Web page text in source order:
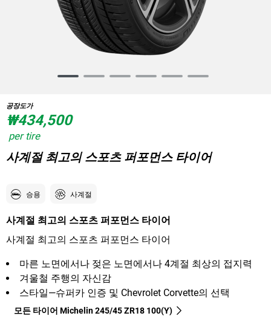
6
공장도가
₩434,500
per tire
사계절 최고의 스포츠 퍼포먼스 타이어
승용 사계절
사계절 최고의 스포츠 퍼포먼스 타이어
사계절 최고의 스포츠 퍼포먼스 타이어
마른 노면에서나 젖은 노면에서나 4계절 최상의 접지력
겨울철 주행의 자신감
스타일—슈퍼카 인증 및 Chevrolet Corvette의 선택
모든 타이어 Michelin 245/45 ZR18 100(Y)